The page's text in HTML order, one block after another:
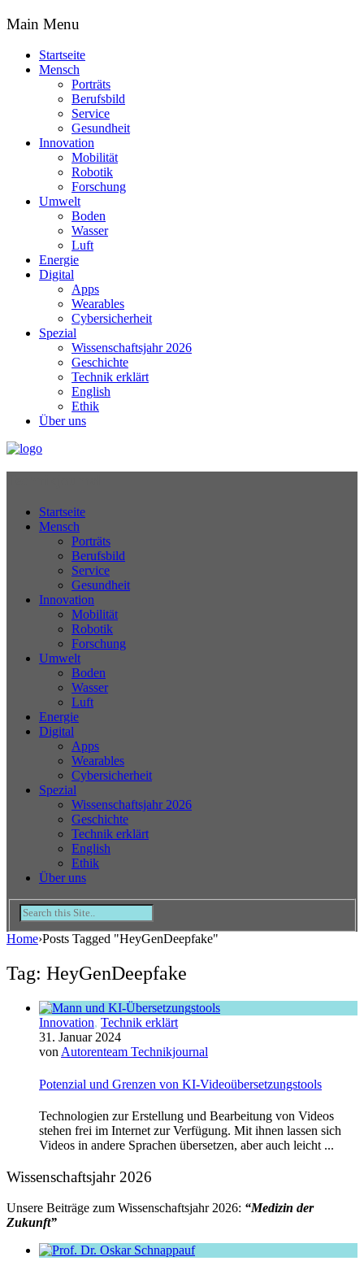
Main Menu
Startseite
Mensch
Porträts
Berufsbild
Service
Gesundheit
Innovation
Mobilität
Robotik
Forschung
Umwelt
Boden
Wasser
Luft
Energie
Digital
Apps
Wearables
Cybersicherheit
Spezial
Wissenschaftsjahr 2026
Geschichte
Technik erklärt
English
Ethik
Über uns
Startseite
Mensch
Porträts
Berufsbild
Service
Gesundheit
Innovation
Mobilität
Robotik
Forschung
Umwelt
Boden
Wasser
Luft
Energie
Digital
Apps
Wearables
Cybersicherheit
Spezial
Wissenschaftsjahr 2026
Geschichte
Technik erklärt
English
Ethik
Über uns
Home›Posts Tagged "HeyGenDeepfake"
Tag: HeyGenDeepfake
Innovation, Technik erklärt
31. Januar 2024
von Autorenteam Technikjournal
Potenzial und Grenzen von KI-Videoübersetzungstools
Technologien zur Erstellung und Bearbeitung von Videos
stehen frei im Internet zur Verfügung. Mit ihnen lassen sich
Videos in andere Sprachen übersetzen, aber auch leicht ...
Wissenschaftsjahr 2026
Unsere Beiträge zum Wissenschaftsjahr 2026: “Medizin der
Zukunft”